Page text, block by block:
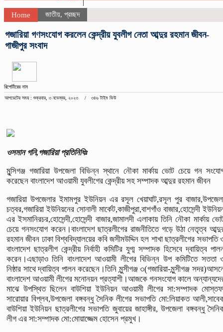
Home জাতীয়, প্রচ্ছদ
গজারিয়া গণসংযোগ করলেন কেন্দ্রীয় যুবলীগ নেতা আব্দুর রহমান জীবন-
গাজীপুর সংবাদ
রিপোর্টারের নাম
আপডেটের সময় : শুক্রবার, ৩ নভেম্বর, ২০২৩ ৩৪৬ টাইম ভিউ
ওসমান গনি,গজারিয়া প্রতিনিধিঃ
মুন্সিগঞ্জ গজারিয়া উপজেলা বিভিন্ন স্থানে নৌকা মার্কায় ভোট চেয়ে গন
করেছেন বাংলাদেশ আওয়ামী যুবলীগের কেন্দ্রীয় সহ সম্পাদক আব্দুর রহমান জীবন
গজারিয়া উপজেলার ইমামপুর ইউনিয়ন এর রসূল খেয়াঘাট,রসূল পুর
চত্বর,গজারিয়া ইউনিয়নের সোনালী মার্কেট,কাজীপুরা,বাশগাঁও বাজার,হোসেন্দী
এর ইসমানিরচর,হোসেন্দী,হোসেন্দী বাজার,জামালদী এলাকায় তিনি নৌকা মার্কায়
চেয়ে গনসংযোগ করেন।বাংলাদেশ ছাত্রলীগের রাজনীতিতে গড়ে উঠা নেতৃত্ব
রহমান জীবন ঢাকা বিশ্ববিদ্যালয়ের কবি জসীমউদ্দিন হল শাখা ছাত্রলীগের সভাপতি
বাংলাদেশ ছাত্রলীগ কেন্দ্রীয় নির্বাহী কমিটির যুগ্ম সম্পাদক হিসেবে দ্বায়িত্ব
করেন।এছাড়াও তিনি বাংলাদেশ আওয়ামী লীগের বিভিন্ন উপ কমিটিতে সততা
নিষ্ঠার সাথে দ্বায়িত্ব পালন করেছেন।তিনি মুন্সীগঞ্জ ৩(গজারিয়া-মুন্সীগঞ্জ
বাংলাদেশ আওয়ামী লীগের মনোনয়ন প্রত্যাশী।আজকে গনসংযোগ কালে
মাঝে উপস্থিত ছিলেন বাউশিয়া ইউনিয়ন আওয়ামী লীগের সা:সম্পাদক
সারোয়ার বিপ্লব,উপজেলা বঙ্গবন্ধু সৈনিক লীগের সভাপতি মো:লিয়াকত
বাউশিয়া ইউনিয়ন ছাত্রলীগের সভাপতি জুবায়ের জাহাঙ্গীর, উপজেলা বঙ্গবন্ধু
লীগ এর সা:সম্পাদক মো:মোয়াজ্জেম হোসেন প্রমুখ।